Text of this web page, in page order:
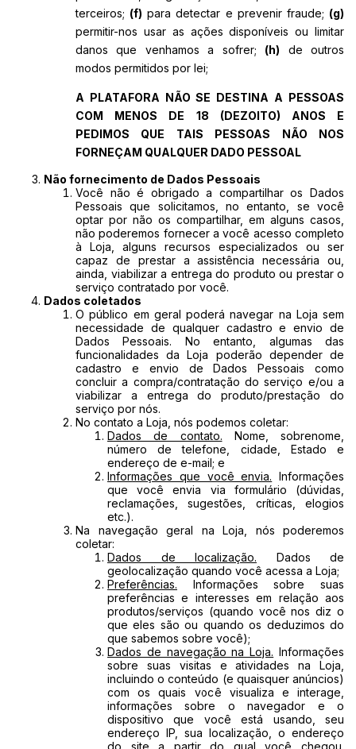
terceiros; (f) para detectar e prevenir fraude; (g)
permitir-nos usar as ações disponíveis ou limitar
danos que venhamos a sofrer; (h) de outros
modos permitidos por lei;
A PLATAFORA NÃO SE DESTINA A PESSOAS
COM MENOS DE 18 (DEZOITO) ANOS E
PEDIMOS QUE TAIS PESSOAS NÃO NOS
FORNEÇAM QUALQUER DADO PESSOAL
Não fornecimento de Dados Pessoais
Você não é obrigado a compartilhar os Dados
Pessoais que solicitamos, no entanto, se você
optar por não os compartilhar, em alguns casos,
não poderemos fornecer a você acesso completo
à Loja, alguns recursos especializados ou ser
capaz de prestar a assistência necessária ou,
ainda, viabilizar a entrega do produto ou prestar o
serviço contratado por você.
Dados coletados
O público em geral poderá navegar na Loja sem
necessidade de qualquer cadastro e envio de
Dados Pessoais. No entanto, algumas das
funcionalidades da Loja poderão depender de
cadastro e envio de Dados Pessoais como
concluir a compra/contratação do serviço e/ou a
viabilizar a entrega do produto/prestação do
serviço por nós.
No contato a Loja, nós podemos coletar:
Dados de contato. Nome, sobrenome,
número de telefone, cidade, Estado e
endereço de e-mail; e
Informações que você envia. Informações
que você envia via formulário (dúvidas,
reclamações, sugestões, críticas, elogios
etc.).
Na navegação geral na Loja, nós poderemos
coletar:
Dados de localização. Dados de
geolocalização quando você acessa a Loja;
Preferências. Informações sobre suas
preferências e interesses em relação aos
produtos/serviços (quando você nos diz o
que eles são ou quando os deduzimos do
que sabemos sobre você);
Dados de navegação na Loja. Informações
sobre suas visitas e atividades na Loja,
incluindo o conteúdo (e quaisquer anúncios)
com os quais você visualiza e interage,
informações sobre o navegador e o
dispositivo que você está usando, seu
endereço IP, sua localização, o endereço
do site a partir do qual você chegou.